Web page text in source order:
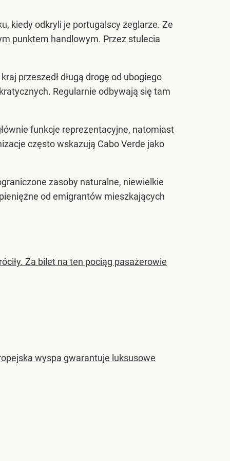
kiedy odkryli je portugalscy żeglarze. Ze
punktem handlowym. Przez stulecia
przeszedł długą drogę od ubogiego
Regularnie odbywają się tam
funkcje reprezentacyjne, natomiast
często wskazują Cabo Verde jako
zasoby naturalne, niewielkie
od emigrantów mieszkających
Za bilet na ten pociąg pasażerowie
wyspa gwarantuje luksusowe